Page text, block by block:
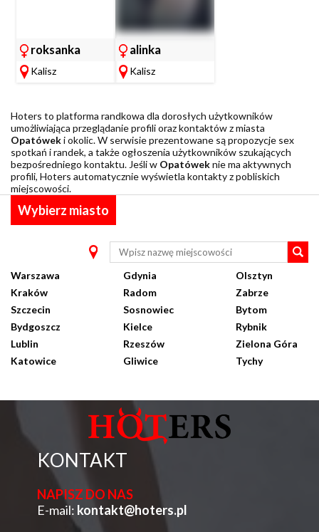
roksanka
Kalisz
alinka
Kalisz
Hoters to platforma randkowa dla dorosłych użytkowników
umożliwiająca przeglądanie profili oraz kontaktów z miasta
Opatóweki okolic. W serwisie prezentowane są propozycje sex
spotkań i randek, a także ogłoszenia użytkowników szukających
bezpośredniego kontaktu. Jeśli w Opatóweknie ma aktywnych
profili, Hoters automatycznie wyświetla kontakty z pobliskich
miejscowości.
Wybierz miasto
Warszawa
Kraków
Szczecin
Bydgoszcz
Lublin
Katowice
Gdynia
Radom
Sosnowiec
Kielce
Rzeszów
Gliwice
Olsztyn
Zabrze
Bytom
Rybnik
Zielona Góra
Tychy
KONTAKT
NAPISZ DO NAS
E-mail: kontakt@hoters.pl